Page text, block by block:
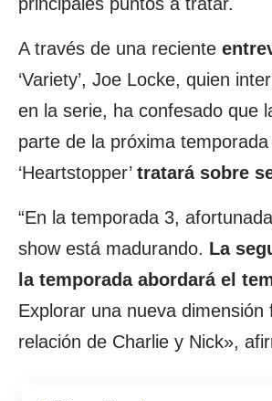
A través de una reciente
‘Variety’, Joe Locke, quien
en la serie, ha confesado que
parte de la próxima
‘Heartstopper’ tratará sobre
“En la temporada 3,
show está madurando. La
la temporada abordará el
Explorar una nueva dimensión
relación de Charlie y Nick»,